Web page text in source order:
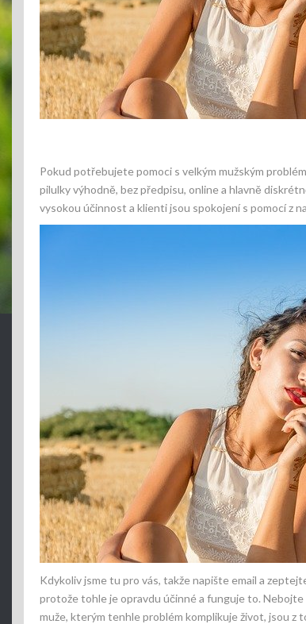
Pokud potřebujete pomoci s velkým mužským
pilulky výhodně, bez předpisu, online a hlavně
vysokou účinnost a klienti jsou spokojení s pomocí z
Kdykoliv jsme tu pro vás, takže napište email a
protože tohle je opravdu účinné a funguje to.
muže, kterým tenhle problém komplikuje život, jsou z